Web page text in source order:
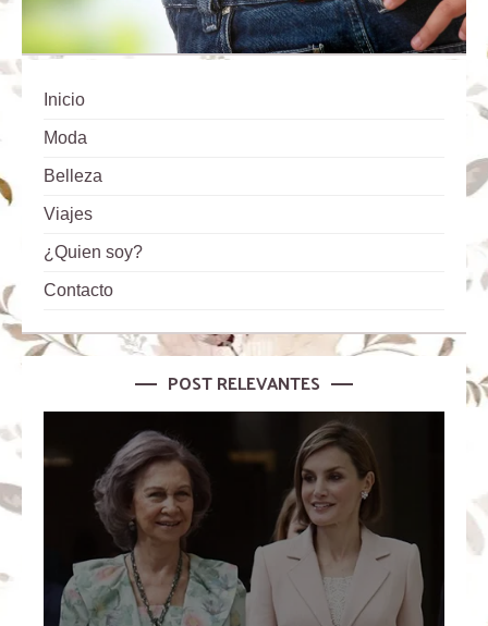
Inicio
Moda
Belleza
Viajes
¿Quien soy?
Contacto
POST RELEVANTES